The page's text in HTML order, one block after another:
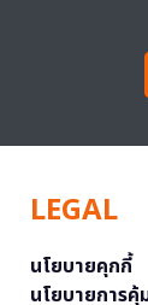
LEGAL
นโยบายคุกกี้
นโยบายการ